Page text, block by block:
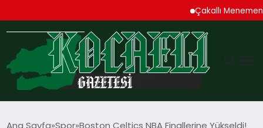
Çakallı Menemeni
Ana Sayfa Spor Boston Celtics NBA Finallerine Yükseldi!